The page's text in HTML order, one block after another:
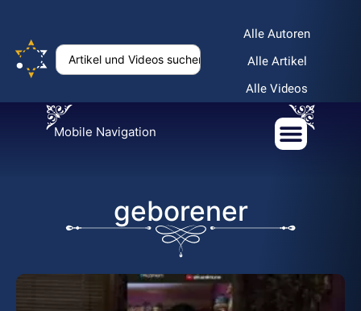
Alle Autoren
Alle Artikel
Alle Videos
Mobile Navigation
geborener